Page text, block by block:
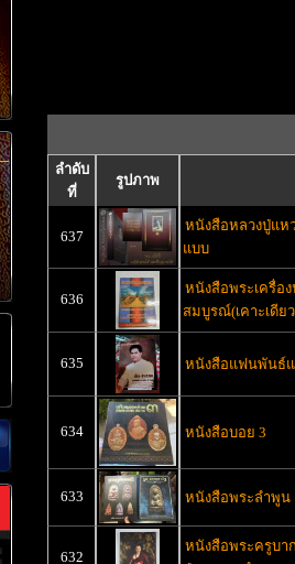
ลำดับ
ที่
รูปภาพ
637
หนังสือหลวงปู่แ
แบบ
636
หนังสือพระเครื่อ
สมบูรณ์(เคาะเดีย
635 หนังสือแฟนพันธ์
634 หนังสือบอย 3
633 หนังสือพระลำพูน
632
หนังสือพระครูบา